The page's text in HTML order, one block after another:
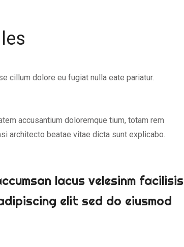
cillum dolore eu fugiat nulla eate pariatur.
accusantium doloremque tium, totam rem
architecto beatae vitae dicta sunt explicabo.
lacus velesinm facilisis
elit sed do eiusmod